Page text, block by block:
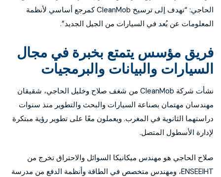
الحاجي: “نهدف إلى ترسيخ CleanMob كمرجع أساسي لأنظمة
المعلومات عن بُعد في السيارات من الجيل الجديد”.
فريق مؤسس يتمتع بخبرة في مجال
السيارات والبيانات والبرمجيات
نشأت شركة CleanMob من شغف صلاح وخليل الحاجي، شقيقان
مهندسان مهتمان بصناعة السيارات والبحث والتطوير منذ سنوات
دراستهما الثانوية في المغرب. ويعملون معًا على تطوير رؤية مبتكرة
لإدارة الأسطول المتصل.
صلاح الحاجي هو مهندس ميكانيكا السوائل والاحتراق تخرج من
ENSEEIHT، ومهندس متخصص في الطاقة وأنظمة الدفع من مدرسة